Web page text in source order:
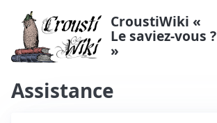
CroustiWiki «
Le saviez-vous ?
»
Assistance